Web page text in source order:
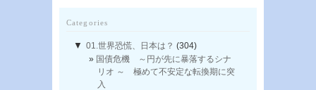
Categories
▼ 01.世界恐慌、日本は？ (304)
国債危機 ～円が先に暴落するシナ
リオ ～ 極めて不安定な転換期に突
入